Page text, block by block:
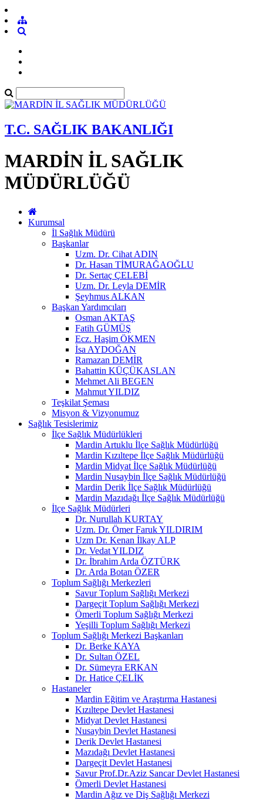
T.C. SAĞLIK BAKANLIĞI
MARDİN İL SAĞLIK
MÜDÜRLÜĞÜ
Kurumsal
İl Sağlık Müdürü
Başkanlar
Uzm. Dr. Cihat ADIN
Dr. Hasan TİMURAĞAOĞLU
Dr. Sertaç ÇELEBİ
Uzm. Dr. Leyla DEMİR
Şeyhmus ALKAN
Başkan Yardımcıları
Osman AKTAŞ
Fatih GÜMÜŞ
Ecz. Haşim ÖKMEN
İsa AYDOĞAN
Ramazan DEMİR
Bahattin KÜÇÜKASLAN
Mehmet Ali BEGEN
Mahmut YILDIZ
Teşkilat Şeması
Misyon & Vizyonumuz
Sağlık Tesislerimiz
İlçe Sağlık Müdürlükleri
Mardin Artuklu İlçe Sağlık Müdürlüğü
Mardin Kızıltepe İlçe Sağlık Müdürlüğü
Mardin Midyat İlçe Sağlık Müdürlüğü
Mardin Nusaybin İlçe Sağlık Müdürlüğü
Mardin Derik İlçe Sağlık Müdürlüğü
Mardin Mazıdağı İlçe Sağlık Müdürlüğü
İlçe Sağlık Müdürleri
Dr. Nurullah KURTAY
Uzm. Dr. Ömer Faruk YILDIRIM
Uzm Dr. Kenan İlkay ALP
Dr. Vedat YILDIZ
Dr. İbrahim Arda ÖZTÜRK
Dr. Arda Botan ÖZER
Toplum Sağlığı Merkezleri
Savur Toplum Sağlığı Merkezi
Dargeçit Toplum Sağlığı Merkezi
Ömerli Toplum Sağlığı Merkezi
Yeşilli Toplum Sağlığı Merkezi
Toplum Sağlığı Merkezi Başkanları
Dr. Berke KAYA
Dr. Sultan ÖZEL
Dr. Sümeyra ERKAN
Dr. Hatice ÇELİK
Hastaneler
Mardin Eğitim ve Araştırma Hastanesi
Kızıltepe Devlet Hastanesi
Midyat Devlet Hastanesi
Nusaybin Devlet Hastanesi
Derik Devlet Hastanesi
Mazıdağı Devlet Hastanesi
Dargeçit Devlet Hastanesi
Savur Prof.Dr.Aziz Sancar Devlet Hastanesi
Ömerli Devlet Hastanesi
Mardin Ağız ve Diş Sağlığı Merkezi